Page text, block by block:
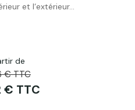
et l‘extérieur...
de
€ TTC
€ TTC